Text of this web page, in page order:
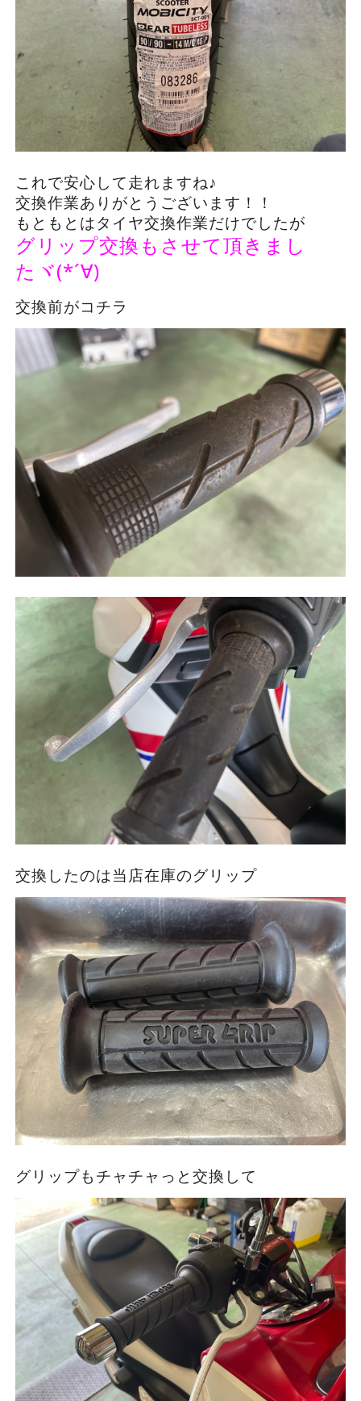
これで安心して走れますね♪
交換作業ありがとうございます！！
もともとはタイヤ交換作業だけでしたが
グリップ交換もさせて頂きまし
たヾ(*´∀)
交換前がコチラ
交換したのは当店在庫のグリップ
グリップもチャチャっと交換して